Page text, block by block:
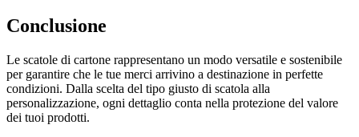
Conclusione
Le scatole di cartone rappresentano un modo versatile e sostenibile
per garantire che le tue merci arrivino a destinazione in perfette
condizioni. Dalla scelta del tipo giusto di scatola alla
personalizzazione, ogni dettaglio conta nella protezione del valore
dei tuoi prodotti.